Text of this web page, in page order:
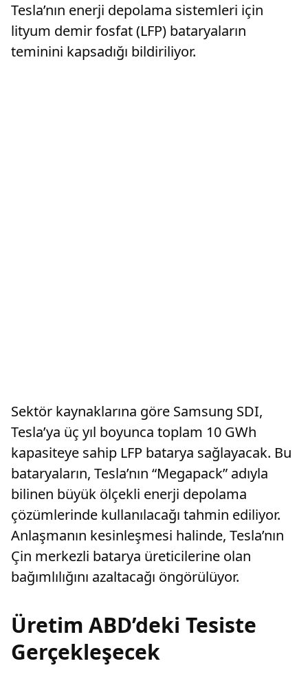
Tesla’nın enerji depolama sistemleri için
lityum demir fosfat (LFP) bataryaların
teminini kapsadığı bildiriliyor.
Sektör kaynaklarına göre Samsung SDI,
Tesla’ya üç yıl boyunca toplam 10 GWh
kapasiteye sahip LFP batarya sağlayacak. Bu
bataryaların, Tesla’nın “Megapack” adıyla
bilinen büyük ölçekli enerji depolama
çözümlerinde kullanılacağı tahmin ediliyor.
Anlaşmanın kesinleşmesi halinde, Tesla’nın
Çin merkezli batarya üreticilerine olan
bağımlılığını azaltacağı öngörülüyor.
Üretim ABD’deki Tesiste
Gerçekleşecek